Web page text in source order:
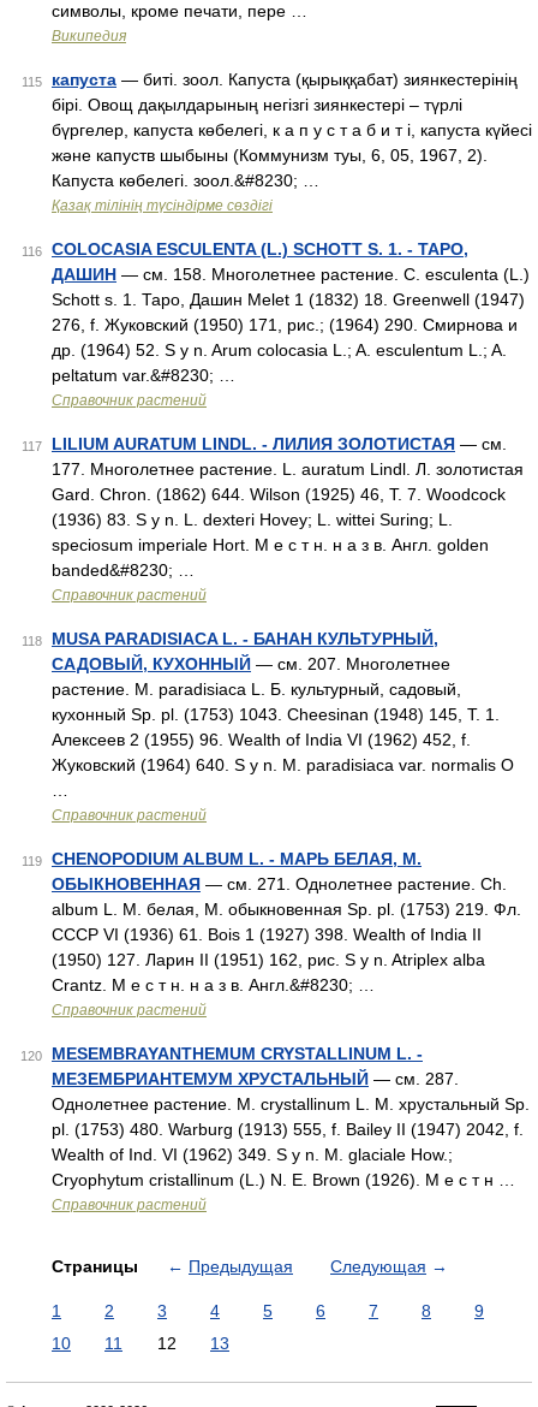
символы, кроме печати, пере …
Википедия
115 капуста — биті. зоол. Капуста (қырыққабат) зиянкестерінің
бірі. Овощ дақылдарының негізгі зиянкестері – түрлі
бүргелер, капуста көбелегі, к а п у с т а б и т і, капуста күйесі
және капуств шыбыны (Коммунизм туы, 6, 05, 1967, 2).
Капуста көбелегі. зоол.&#8230; …
Қазақ тілінің түсіндірме сөздігі
116
COLOCASIA ESCULENTA (L.) SCHOTT S. 1. - ТАРО,
ДАШИН — см. 158. Многолетнее растение. С. esculenta (L.)
Schott s. 1. Таро, Дашин Melet 1 (1832) 18. Greenwell (1947)
276, f. Жуковский (1950) 171, рис.; (1964) 290. Смирнова и
др. (1964) 52. S у n. Arum colocasia L.; A. esculentum L.; A.
peltatum var.&#8230; …
Справочник растений
117 LILIUM AURATUM LINDL. - ЛИЛИЯ ЗОЛОТИСТАЯ — см.
177. Многолетнее растение. L. auratum Lindl. Л. золотистая
Gard. Chron. (1862) 644. Wilson (1925) 46, T. 7. Woodcock
(1936) 83. S y n. L. dexteri Hovey; L. wittei Suring; L.
speciosum imperiale Hort. М е с т н. н а з в. Англ. golden
banded&#8230; …
Справочник растений
118
MUSA PARADISIACA L. - БАНАН КУЛЬТУРНЫЙ,
САДОВЫЙ, КУХОННЫЙ — см. 207. Многолетнее
растение. М. paradisiaca L. Б. культурный, садовый,
кухонный Sp. pl. (1753) 1043. Cheesinan (1948) 145, Т. 1.
Алексеев 2 (1955) 96. Wealth of India VI (1962) 452, f.
Жуковский (1964) 640. S у n. М. paradisiaca var. normalis О
Справочник растений
119
CHENOPODIUM ALBUM L. - МАРЬ БЕЛАЯ, М.
ОБЫКНОВЕННАЯ — см. 271. Однолетнее растение. Ch.
album L. М. белая, М. обыкновенная Sp. pl. (1753) 219. Фл.
СССР VI (1936) 61. Bois 1 (1927) 398. Wealth of India II
(1950) 127. Ларин II (1951) 162, рис. S y n. Atriplex alba
Crantz. М е с т н. н а з в. Англ.&#8230; …
Справочник растений
120
MESEMBRAYANTHEMUM CRYSTALLINUM L. -
МЕЗЕМБРИАНТЕМУМ ХРУСТАЛЬНЫЙ — см. 287.
Однолетнее растение. М. crystallinum L. М. хрустальный Sp.
pl. (1753) 480. Warburg (1913) 555, f. Bailey II (1947) 2042, f.
Wealth of Ind. VI (1962) 349. S у n. M. glaciale How.;
Cryophytum cristallinum (L.) N. E. Brown (1926). М е с т н …
Справочник растений
Страницы ← Предыдущая Следующая →
1 2 3 4 5 6 7 8
9
10
11 12 13